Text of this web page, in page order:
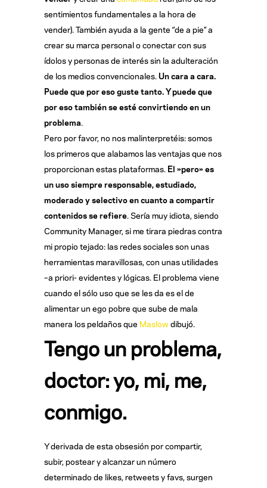
sentimientos fundamentales a la hora de
vender). También ayuda a la gente ‘’de a pie’’ a
crear su marca personal o conectar con sus
ídolos y personas de interés sin la adulteración
de los medios convencionales.Un cara a cara.
Puede que por eso guste tanto. Y puede que
por eso también se esté convirtiendo en un
problema.
Pero por favor, no nos malinterpretéis: somos
los primeros que alabamos las ventajas que nos
proporcionan estas plataformas. El »pero» es
un uso siempre responsable, estudiado,
moderado y selectivo en cuanto a compartir
contenidos se refiere. Sería muy idiota, siendo
Community Manager, si me tirara piedras contra
mi propio tejado: las redes sociales son unas
herramientas maravillosas, con unas utilidades
–a priori- evidentes y lógicas. El problema viene
cuando el sólo uso que se les da es el de
alimentar un ego pobre que sube de mala
manera los peldaños que Maslow dibujó.
Tengo un problema,
doctor: yo, mi, me,
conmigo.
Y derivada de esta obsesión por compartir,
subir, postear y alcanzar un número
determinado de likes, retweets y favs, surgen